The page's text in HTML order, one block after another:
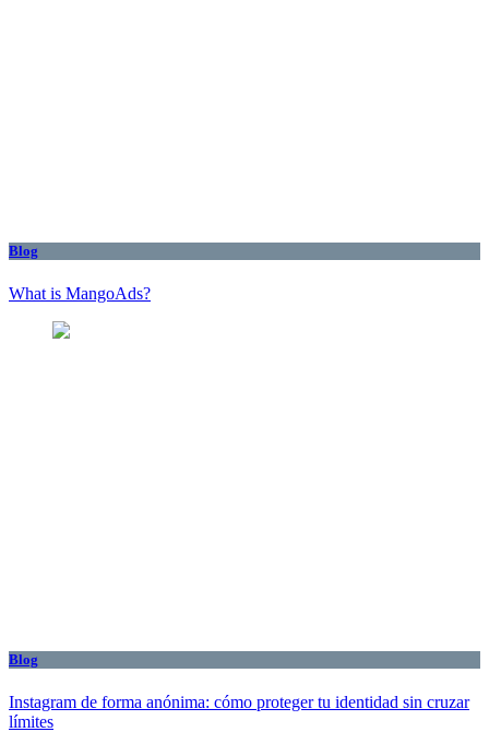
Blog
What is MangoAds?
Blog
Instagram de forma anónima: cómo proteger tu identidad sin cruzar
límites